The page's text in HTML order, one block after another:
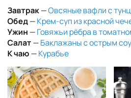
Завтрак—Овсяные вафли с
Обед—Крем-суп из красной
Ужин —Говяжьи рёбра в
Салат—Баклажаны с острым
К чаю —Курабье